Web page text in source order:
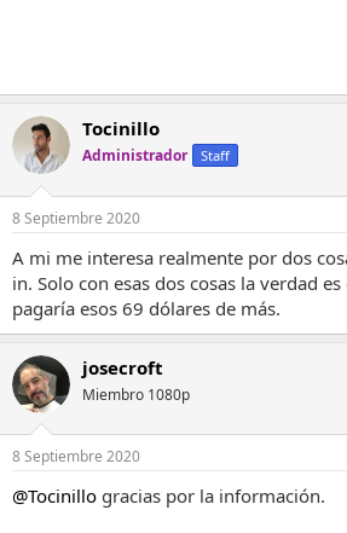
Tocinillo
Administrador Staff
8 Septiembre 2020
A mi me interesa realmente por dos
in. Solo con esas dos cosas la verdad
pagaría esos 69 dólares de más.
josecroft
Miembro 1080p
8 Septiembre 2020
@Tocinillo gracias por la información.